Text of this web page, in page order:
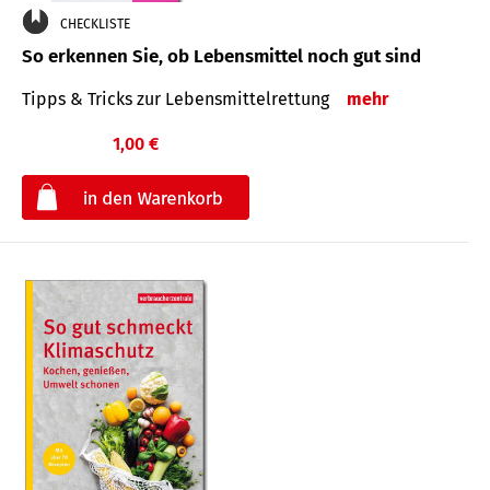
CHECKLISTE
So erkennen Sie, ob Lebensmittel noch gut sind
Tipps & Tricks zur Lebensmittelrettung mehr
1,00 €